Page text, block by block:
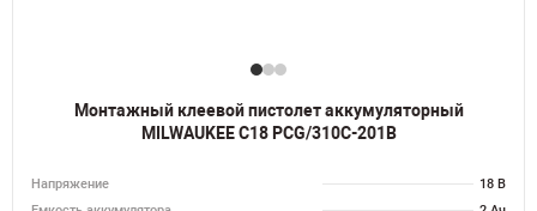
Монтажный клеевой пистолет аккумуляторный
MILWAUKEE C18 PCG/310C-201B
Напряжение
18 В